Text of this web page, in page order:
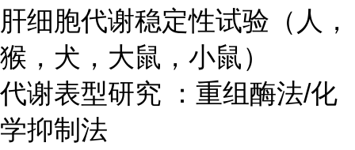
肝细胞代谢稳定性试验（人，
猴，犬，大鼠，小鼠）
代谢表型研究 ：重组酶法/化
学抑制法